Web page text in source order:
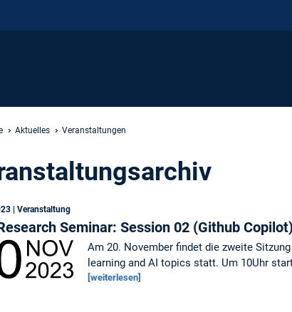
Aktuelles Veranstaltungen
| Veranstaltung
Seminar: Session 02 (Github Copilot)
Am 20. November findet die zweite
learning and AI topics statt. Um 10Uhr
[weiterlesen]